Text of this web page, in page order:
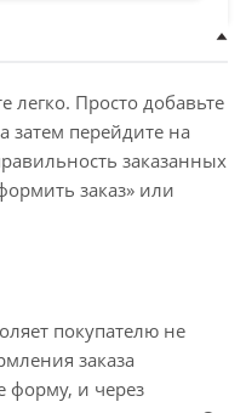
легко. Просто добавьте
затем перейдите на
заказанных
заказ» или
покупателю не
заказа
форму, и через